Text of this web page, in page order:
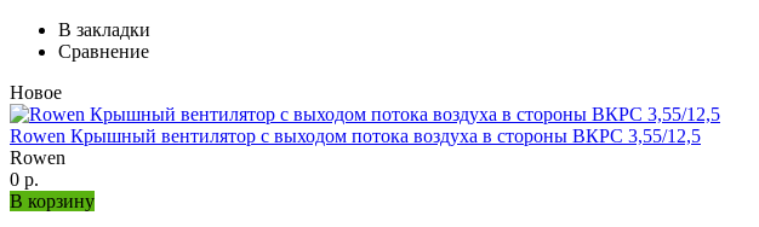
В закладки
Сравнение
Новое
Rowen Крышный вентилятор с выходом потока воздуха в стороны ВКРС 3,55/12,5
Rowen
0 р.
В корзину